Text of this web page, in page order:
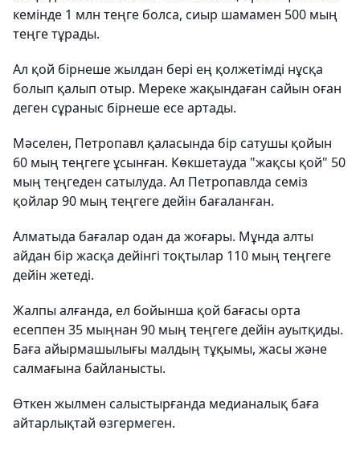
кемінде 1 млн теңге болса, сиыр шамамен 500 мың
теңге тұрады.
Ал қой бірнеше жылдан бері ең қолжетімді нұсқа
болып қалып отыр. Мереке жақындаған сайын оған
деген сұраныс бірнеше есе артады.
Мәселен, Петропавл қаласында бір сатушы қойын
60 мың теңгеге ұсынған. Көкшетауда "жақсы қой" 50
мың теңгеден сатылуда. Ал Петропавлда семіз
қойлар 90 мың теңгеге дейін бағаланған.
Алматыда бағалар одан да жоғары. Мұнда алты
айдан бір жасқа дейінгі тоқтылар 110 мың теңгеге
дейін жетеді.
Жалпы алғанда, ел бойынша қой бағасы орта
есеппен 35 мыңнан 90 мың теңгеге дейін ауытқиды.
Баға айырмашылығы малдың тұқымы, жасы және
салмағына байланысты.
Өткен жылмен салыстырғанда медианалық баға
айтарлықтай өзгермеген.